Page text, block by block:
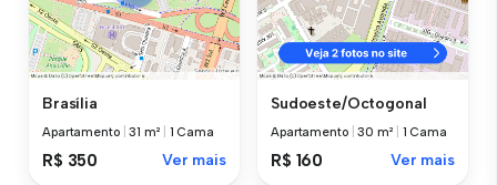
Brasília
Apartamento |31 m² 1 Cama
R$ 350 Ver mais
Sudoeste/Octogonal
Apartamento |30 m² 1 Cama
R$ 160 Ver mais